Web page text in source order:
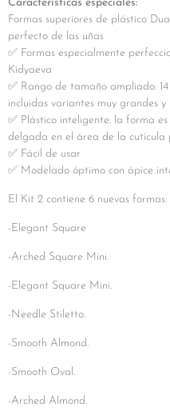
Características especiales:
Formas superiores de plástico
perfecto de las uñas
✅ Formas especialmente
Kidyaeva
✅ Rango de tamaño ampliado:
incluidas variantes muy grandes y
✅ Plástico inteligente: la forma
delgada en el área de la
✅ Fácil de usar
✅ Modelado óptimo con ápice
El Kit 2 contiene 6 nuevas formas:
-Elegant Square
-Arched Square Mini.
-Elegant Square Mini.
-Needle Stiletto.
-Smooth Almond.
-Smooth Oval.
-Arched Almond.